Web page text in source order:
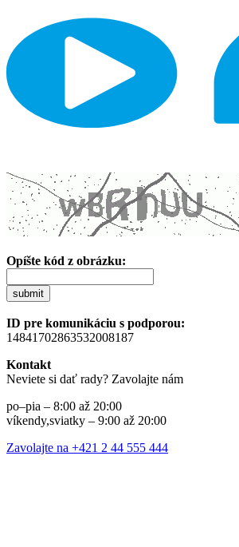
Opíšte kód z obrázku:
submit
ID pre komunikáciu s podporou:
14841702863532008187
Kontakt
Neviete si dať rady? Zavolajte nám
po–pia – 8:00 až 20:00
víkendy,sviatky – 9:00 až 20:00
Zavolajte na +421 2 44 555 444